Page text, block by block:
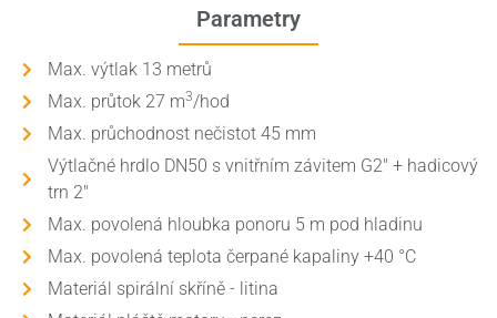
Parametry
Max. výtlak 13 metrů
Max. průtok 27 m3/hod
Max. průchodnost nečistot 45 mm
Výtlačné hrdlo DN50 s vnitřním závitem G2" + hadicový
trn 2"
Max. povolená hloubka ponoru 5 m pod hladinu
Max. povolená teplota čerpané kapaliny +40 °C
Materiál spirální skříně - litina